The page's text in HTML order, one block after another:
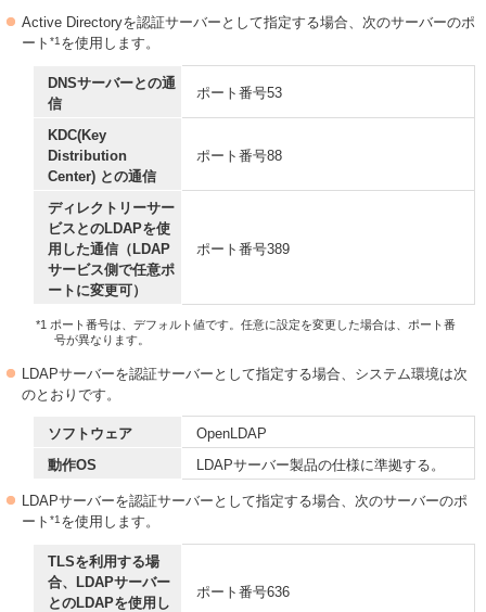
Active Directoryを認証サーバーとして指定する場合、次のサーバーのポ
ート *1 を使用します。
DNSサーバーとの通
信
ポート番号53
KDC(Key
Distribution
Center) との通信
ポート番号88
ディレクトリーサー
ビスとのLDAPを使
用した通信（LDAP
サービス側で任意ポ
ートに変更可）
ポート番号389
*1 ポート番号は、デフォルト値です。任意に設定を変更した場合は、ポート番
号が異なります。
LDAPサーバーを認証サーバーとして指定する場合、システム環境は次
のとおりです。
ソフトウェア
OpenLDAP
動作OS
LDAPサーバー製品の仕様に準拠する。
LDAPサーバーを認証サーバーとして指定する場合、次のサーバーのポ
ート *1 を使用します。
TLSを利用する場
合、LDAPサーバー
とのLDAPを使用し
ポート番号636